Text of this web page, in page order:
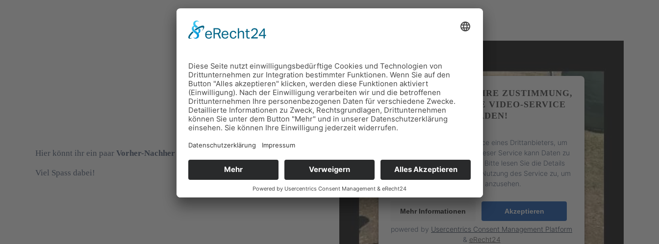
Hier könnt ihr ein paar Vorher-Nachher Bilder
Viel Spass dabei!
WIR BENÖTIGEN IHRE ZUSTIMMUNG,
UM DEN YOUTUBE VIDEO-SERVICE
ZU LADEN!
Wir verwenden einen Service eines Drittanbieters, um
Videoinhalte einzubetten. Dieser Service kann Daten zu
Ihren Aktivitäten sammeln. Bitte lesen Sie die Details
durch und stimmen Sie der Nutzung des Service zu, um
dieses Video anzusehen.
Mehr Informationen Akzeptieren
powered by Usercentrics Consent Management Platform
& eRecht24